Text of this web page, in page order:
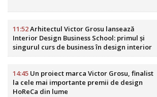
11:52Arhitectul Victor Grosu lansează
Interior Design Business School: primul și
singurul curs de business în design interior
din România
14:45 Un proiect marca Victor Grosu, finalist
la cele mai importante premii de design
HoReCa din lume